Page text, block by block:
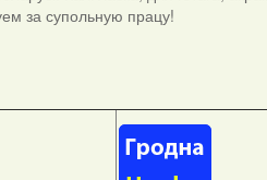
за супольную працу!